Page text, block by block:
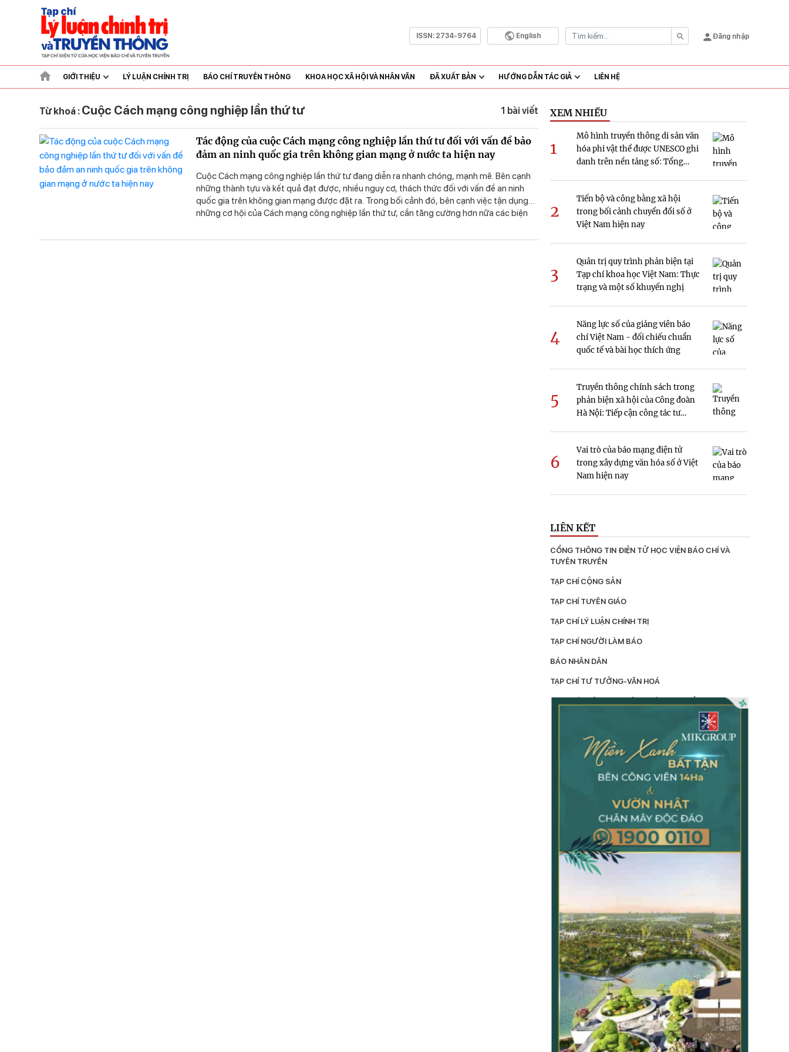
ISSN: 2734-9764 English Đăng nhập
GIỚI THIỆU LÝ LUẬN CHÍNH TRỊ BÁO CHÍ TRUYỀN THÔNG KHOA HỌC XÃ HỘI VÀ NHÂN VĂN ĐÃ XUẤT BẢN HƯỚNG DẪN TÁC GIẢ LIÊN HỆ
Từ khoá : Cuộc Cách mạng công nghiệp lần thứ tư 1 bài viết
Tác động của cuộc Cách mạng công nghiệp lần thứ tư đối với vấn đề bảo
đảm an ninh quốc gia trên không gian mạng ở nước ta hiện nay
Cuộc Cách mạng công nghiệp lần thứ tư đang diễn ra nhanh chóng, mạnh mẽ. Bên cạnh
những thành tựu và kết quả đạt được, nhiều nguy cơ, thách thức đối với vấn đề an ninh
quốc gia trên không gian mạng được đặt ra. Trong bối cảnh đó, bên cạnh việc tận dụng
những cơ hội của Cách mạng công nghiệp lần thứ tư, cần tăng cường hơn nữa các biện
phát triển bứt phá, giàu mạnh trong kỷ nguyên mới.
XEM NHIỀU
1
Mô hình truyền thông di sản văn
hóa phi vật thể được UNESCO ghi
danh trên nền tảng số: Tổng
2
Tiến bộ và công bằng xã hội
trong bối cảnh chuyển đổi số ở
Việt Nam hiện nay
3
Quản trị quy trình phản biện tại
Tạp chí khoa học Việt Nam: Thực
trạng và một số khuyến nghị
4
Năng lực số của giảng viên báo
chí Việt Nam - đối chiếu chuẩn
quốc tế và bài học thích ứng
5
Truyền thông chính sách trong
phản biện xã hội của Công đoàn
Hà Nội: Tiếp cận công tác tư
6
Vai trò của báo mạng điện tử
trong xây dựng văn hóa số ở Việt
Nam hiện nay
LIÊN KẾT
CỔNG THÔNG TIN ĐIỆN TỬ HỌC VIỆN BÁO CHÍ VÀ
TUYÊN TRUYỀN
TẠP CHÍ CỘNG SẢN
TẠP CHÍ TUYÊN GIÁO
TẠP CHÍ LÝ LUẬN CHÍNH TRỊ
TẠP CHÍ NGƯỜI LÀM BÁO
BÁO NHÂN DÂN
TẠP CHÍ TƯ TƯỞNG-VĂN HOÁ
TẠP CHÍ KIỂM TRA
TẠP CHÍ XÂY DỰNG ĐẢNG
TẠP CHÍ DÂN VẬN
TẠP CHÍ GIÁO DỤC LÝ LUẬN
TẠP CHÍ KHOA HỌC CHÍNH TRỊ